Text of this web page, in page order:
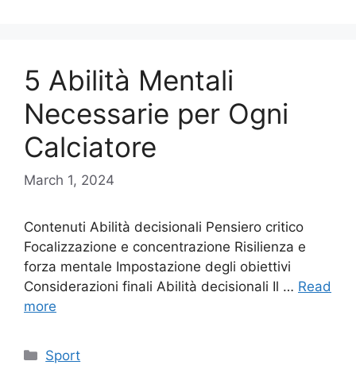
5 Abilità Mentali
Necessarie per Ogni
Calciatore
March 1, 2024
Contenuti Abilità decisionali Pensiero critico
Focalizzazione e concentrazione Risilienza e
forza mentale Impostazione degli obiettivi
Considerazioni finali Abilità decisionali Il … Read
more
Categories
Sport